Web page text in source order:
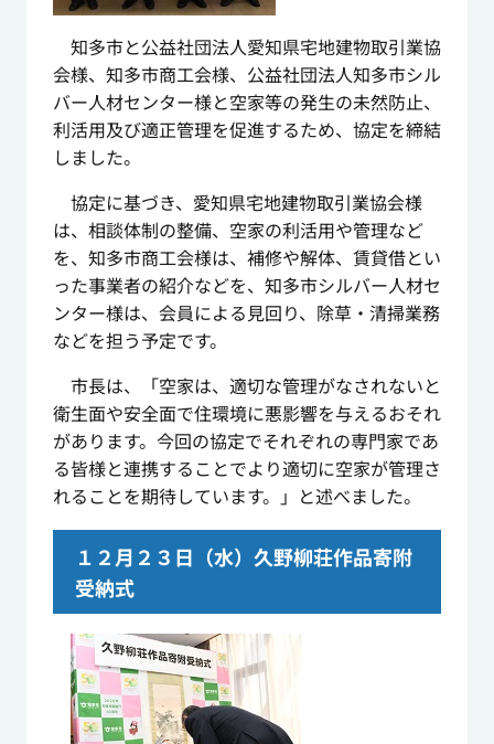
知多市と公益社団法人愛知県宅地建物取引業協
会様、知多市商工会様、公益社団法人知多市シル
バー人材センター様と空家等の発生の未然防止、
利活用及び適正管理を促進するため、協定を締結
しました。
協定に基づき、愛知県宅地建物取引業協会様
は、相談体制の整備、空家の利活用や管理など
を、知多市商工会様は、補修や解体、賃貸借とい
った事業者の紹介などを、知多市シルバー人材セ
ンター様は、会員による見回り、除草・清掃業務
などを担う予定です。
市長は、「空家は、適切な管理がなされないと
衛生面や安全面で住環境に悪影響を与えるおそれ
があります。今回の協定でそれぞれの専門家であ
る皆様と連携することでより適切に空家が管理さ
れることを期待しています。」と述べました。
１２月２３日（水）久野柳荘作品寄附
受納式